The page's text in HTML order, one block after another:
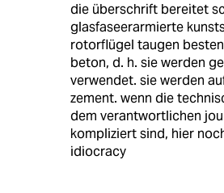
die überschrift bereitet
glasfaseerarmierte
rotorflügel taugen
beton, d. h. sie werden
verwendet. sie werden
zement. wenn die
dem verantwortlichen
kompliziert sind, hier
idiocracy